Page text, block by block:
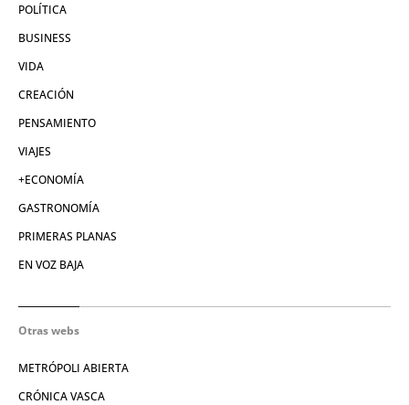
POLÍTICA
BUSINESS
VIDA
CREACIÓN
PENSAMIENTO
VIAJES
+ECONOMÍA
GASTRONOMÍA
PRIMERAS PLANAS
EN VOZ BAJA
Otras webs
METRÓPOLI ABIERTA
CRÓNICA VASCA